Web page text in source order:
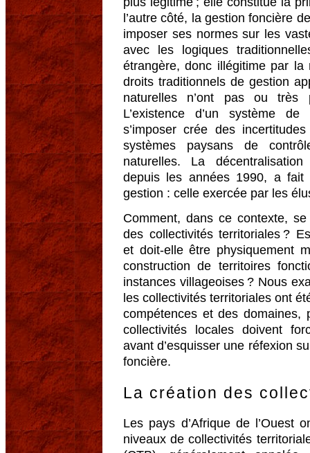
l’autre côté, la gestion foncière
imposer ses normes sur les
avec les logiques
étrangère, donc illégitime par la
droits traditionnels de gestion
naturelles n’ont pas ou très
L’existence d’un système
s’imposer crée des
systèmes paysans de
naturelles. La
depuis les années 1990, a fait
gestion : celle exercée par les
Comment, dans ce contexte,
des collectivités territoriales ?
et doit-elle être physiquement
construction de territoires
instances villageoises ? Nous
les collectivités territoriales ont
compétences et des domaines,
collectivités locales doivent
avant d’esquisser une réfexion
foncière.
La création des
Les pays d’Afrique de l’Ouest
niveaux de collectivités